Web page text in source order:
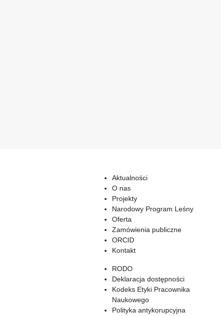
Aktualności
O nas
Projekty
Narodowy Program Leśny
Oferta
Zamówienia publiczne
ORCID
Kontakt
RODO
Deklaracja dostępności
Kodeks Etyki Pracownika
Naukowego
Polityka antykorupcyjna